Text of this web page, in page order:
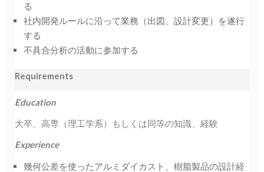
る
社内開発ルールに沿って業務（出図、設計変更）を遂行
する
不具合分析の活動に参加する
Requirements
Education
大卒、高専（理工学系）もしくは同等の知識、経験
Experience
幾何公差を使ったアルミダイカスト、樹脂製品の設計経